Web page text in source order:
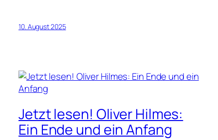
10. August 2025
Jetzt lesen! Oliver Hilmes:
Ein Ende und ein Anfang